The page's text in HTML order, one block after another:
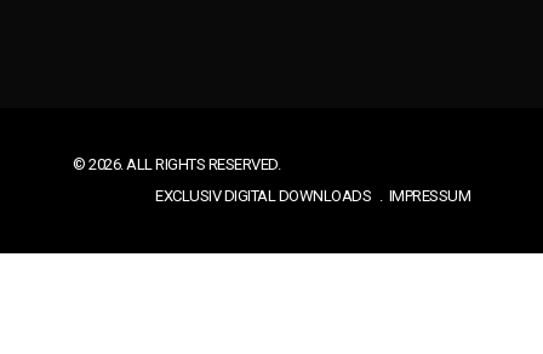
© 2026. ALL RIGHTS RESERVED.
EXCLUSIV DIGITAL DOWNLOADS
IMPRESSUM